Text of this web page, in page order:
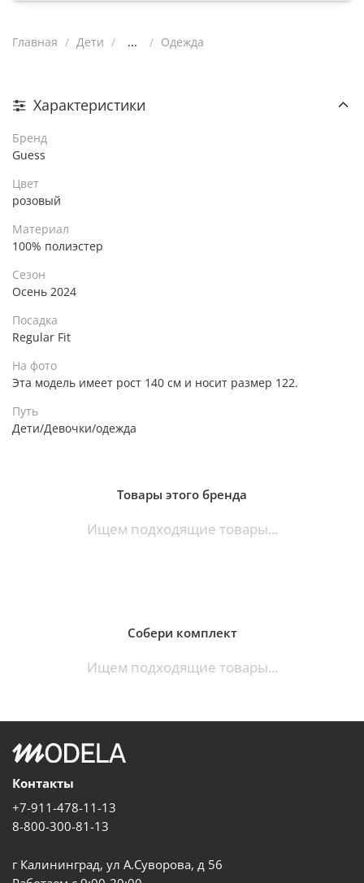
Главная Дети ... Одежда
Характеристики
Бренд
Guess
Цвет
розовый
Материал
100% полиэстер
Сезон
Осень 2024
Посадка
Regular Fit
На фото
Эта модель имеет рост 140 см и носит размер 122.
Путь
Дети/Девочки/одежда
Товары этого бренда
Ищем подходящие товары...
Собери комплект
Ищем подходящие товары...
Контакты
+7-911-478-11-13
8-800-300-81-13
г Калининград, ул А.Суворова, д 56